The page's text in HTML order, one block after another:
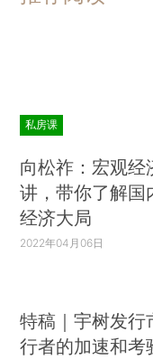
私房课
向松祚：宏观经
讲，带你了解国
经济大局
2022年04月06日
特稿｜宇树发行
行者的加速和考